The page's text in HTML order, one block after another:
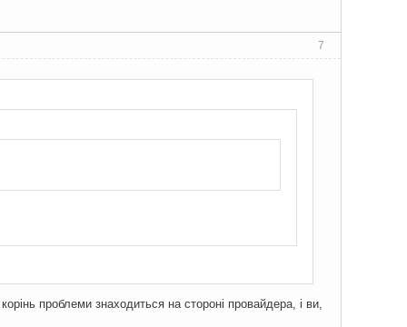
7
проблеми знаходиться на стороні провайдера, і ви,